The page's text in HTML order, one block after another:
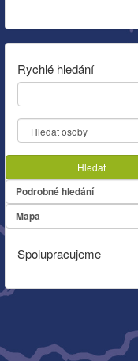
Rychlé hledání
Hledat
Podrobné hledání
Mapa
Spolupracujeme